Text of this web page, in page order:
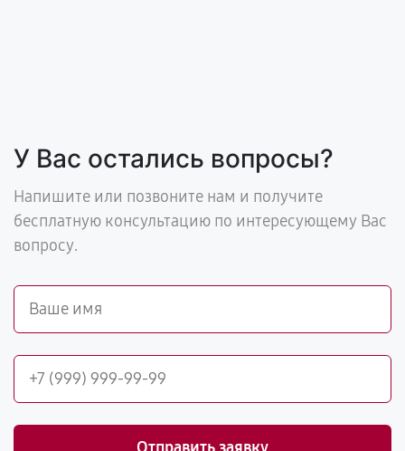
У Вас остались вопросы?
Напишите или позвоните нам и получите
бесплатную консультацию по интересующему Вас
вопросу.